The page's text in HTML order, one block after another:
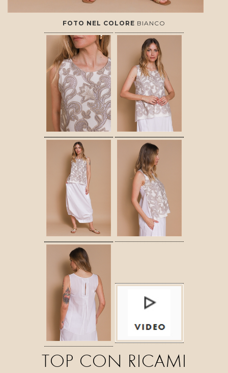
FOTO NEL COLORE BIANCO
TOP CON RICAMI